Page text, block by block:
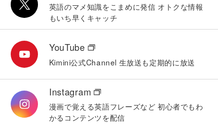
英語のマメ知識をこまめに発信 オトクな情報
もいち早くキャッチ
YouTube
Kimini公式Channel 生放送も定期的に放送
Instagram
漫画で覚える英語フレーズなど 初心者でもわ
かるコンテンツを配信